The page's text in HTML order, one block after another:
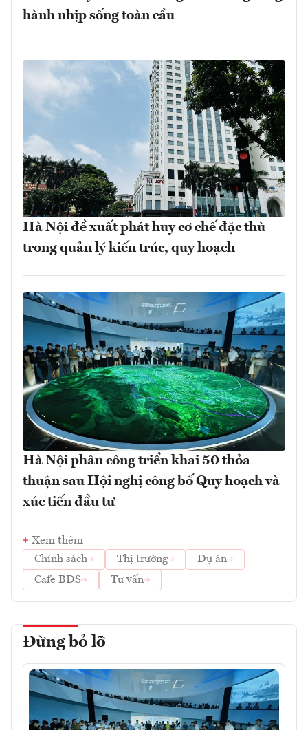
hành nhịp sống toàn cầu
Hà Nội đề xuất phát huy cơ chế đặc thù
trong quản lý kiến trúc, quy hoạch
Hà Nội phân công triển khai 50 thỏa
thuận sau Hội nghị công bố Quy hoạch và
xúc tiến đầu tư
Xem thêm
Chính sách
Thị trường
Dự án
Cafe BĐS
Tư vấn
Đừng bỏ lỡ